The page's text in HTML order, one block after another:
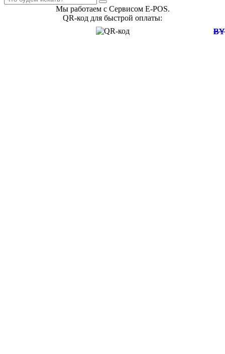
Мы работаем с Сервисом E-POS.
QR-код для быстрой оплаты: